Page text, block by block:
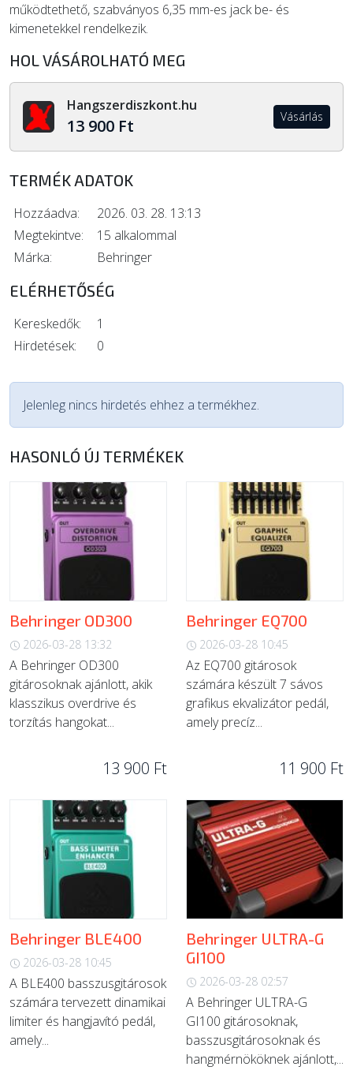
működtethető, szabványos 6,35 mm-es jack be- és
kimenetekkel rendelkezik.
HOL VÁSÁROLHATÓ MEG
Hangszerdiszkont.hu
13 900 Ft Vásárlás
TERMÉK ADATOK
Hozzáadva:
2026. 03. 28. 13:13
Megtekintve:
15 alkalommal
Márka:
Behringer
ELÉRHETŐSÉG
Kereskedők:
1
Hirdetések:
0
Jelenleg nincs hirdetés ehhez a termékhez.
HASONLÓ ÚJ TERMÉKEK
Behringer OD300
2026-03-28 13:32
A Behringer OD300
gitárosoknak ajánlott, akik
klasszikus overdrive és
torzítás hangokat...
13 900 Ft
Behringer EQ700
2026-03-28 10:45
Az EQ700 gitárosok
számára készült 7 sávos
grafikus ekvalizátor pedál,
amely precíz...
11 900 Ft
Behringer BLE400
2026-03-28 10:45
A BLE400 basszusgitárosok
számára tervezett dinamikai
limiter és hangjavító pedál,
amely...
Behringer ULTRA-G
GI100
2026-03-28 02:57
A Behringer ULTRA-G
GI100 gitárosoknak,
basszusgitárosoknak és
hangmérnököknek ajánlott,...